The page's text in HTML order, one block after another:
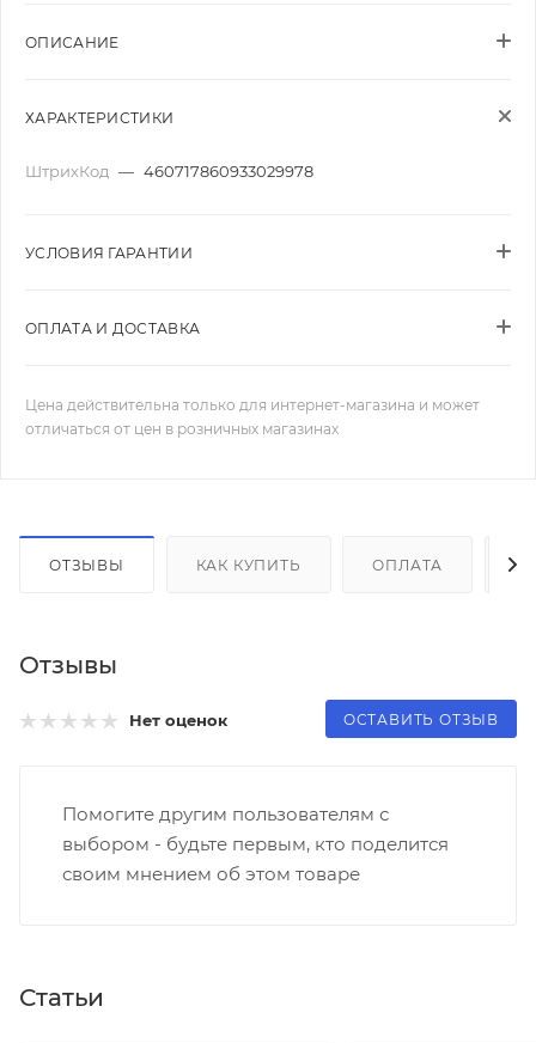
ОПИСАНИЕ
ХАРАКТЕРИСТИКИ
ШтрихКод — 460717860933029978
УСЛОВИЯ ГАРАНТИИ
ОПЛАТА И ДОСТАВКА
Цена действительна только для интернет-магазина и может
отличаться от цен в розничных магазинах
ОТЗЫВЫ КАК КУПИТЬ ОПЛАТА
Отзывы
Нет оценок ОСТАВИТЬ ОТЗЫВ
Помогите другим пользователям с
выбором - будьте первым, кто поделится
своим мнением об этом товаре
Статьи